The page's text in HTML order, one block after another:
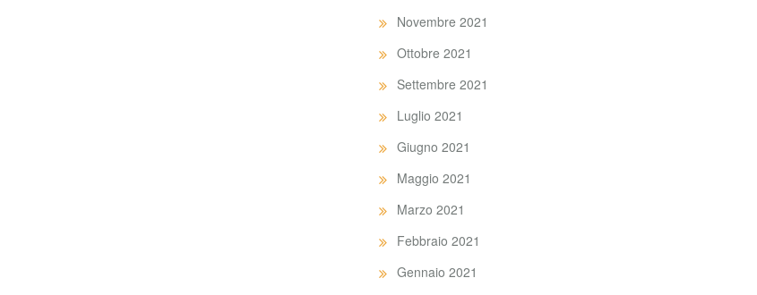
Novembre 2021
Ottobre 2021
Settembre 2021
Luglio 2021
Giugno 2021
Maggio 2021
Marzo 2021
Febbraio 2021
Gennaio 2021